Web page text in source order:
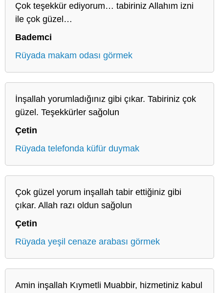
Çok teşekkür ediyorum… tabiriniz Allahım izni
ile çok güzel…
Bademci
Rüyada makam odası görmek
İnşallah yorumladığınız gibi çıkar. Tabiriniz çok
güzel. Teşekkürler sağolun
Çetin
Rüyada telefonda küfür duymak
Çok güzel yorum inşallah tabir ettiğiniz gibi
çıkar. Allah razı oldun sağolun
Çetin
Rüyada yeşil cenaze arabası görmek
Amin inşallah Kıymetli Muabbir, hizmetiniz kabul